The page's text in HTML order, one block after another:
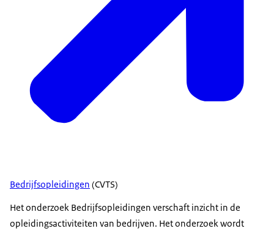
Bedrijfsopleidingen (CVTS)
Het onderzoek Bedrijfsopleidingen verschaft inzicht in de
opleidingsactiviteiten van bedrijven. Het onderzoek wordt